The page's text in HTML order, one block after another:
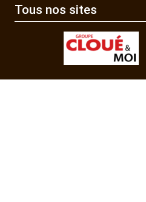
Tous nos sites